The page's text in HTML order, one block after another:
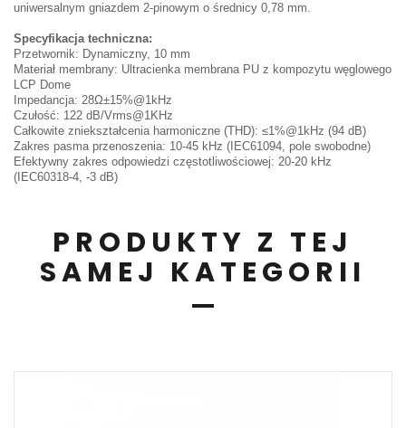
uniwersalnym gniazdem 2-pinowym o średnicy 0,78 mm.
Specyfikacja techniczna:
Przetwornik: Dynamiczny, 10 mm
Materiał membrany: Ultracienka membrana PU z kompozytu węglowego
LCP Dome
Impedancja: 28Ω±15%@1kHz
Czułość: 122 dB/Vrms@1KHz
Całkowite zniekształcenia harmoniczne (THD): ≤1%@1kHz (94 dB)
Zakres pasma przenoszenia: 10-45 kHz (IEC61094, pole swobodne)
Efektywny zakres odpowiedzi częstotliwościowej: 20-20 kHz
(IEC60318-4, -3 dB)
PRODUKTY Z TEJ
SAMEJ KATEGORII